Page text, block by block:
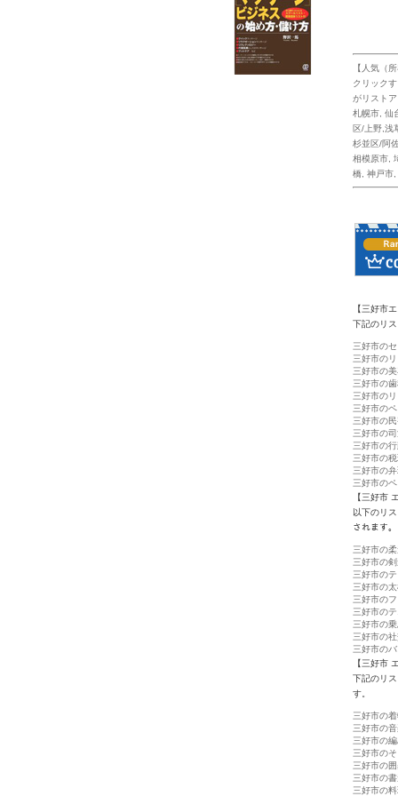
【人気（
クリック
がリスト
札幌市 仙
区/上野,浅
杉並区/阿
相模原市
橋 神戸市
【三好市
下記のリ
三好市の
三好市の
三好市の
三好市の
三好市の
三好市の
三好市の
三好市の
三好市の
三好市の
三好市の
三好市の
【三好市
以下のリ
されます。
三好市の
三好市の
三好市の
三好市の
三好市の
三好市の
三好市の
三好市の
三好市の
【三好市
下記のリ
す。
三好市の
三好市の
三好市の
三好市の
三好市の
三好市の
三好市の